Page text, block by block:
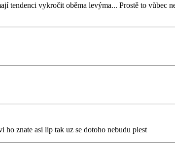
tendenci vykročit oběma levýma... Prostě to vůbec
ho znate asi lip tak uz se dotoho nebudu plest